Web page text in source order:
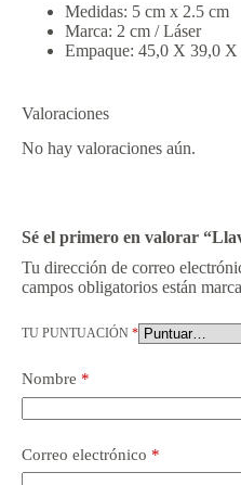
Medidas: 5 cm x 2.5 cm
Marca: 2 cm / Láser
Empaque: 45,0 X 39,0
Valoraciones
No hay valoraciones aún.
Sé el primero en valorar
Tu dirección de correo
campos obligatorios están
TU PUNTUACIÓN *
Nombre *
Correo electrónico *